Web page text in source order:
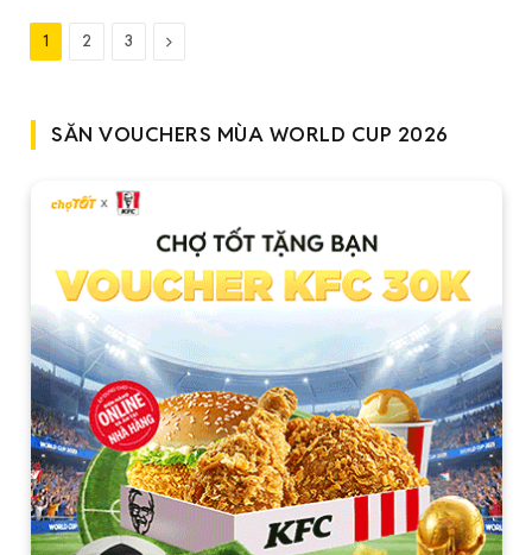
1 2 3
Tiếp
SĂN VOUCHERS MÙA WORLD CUP 2026